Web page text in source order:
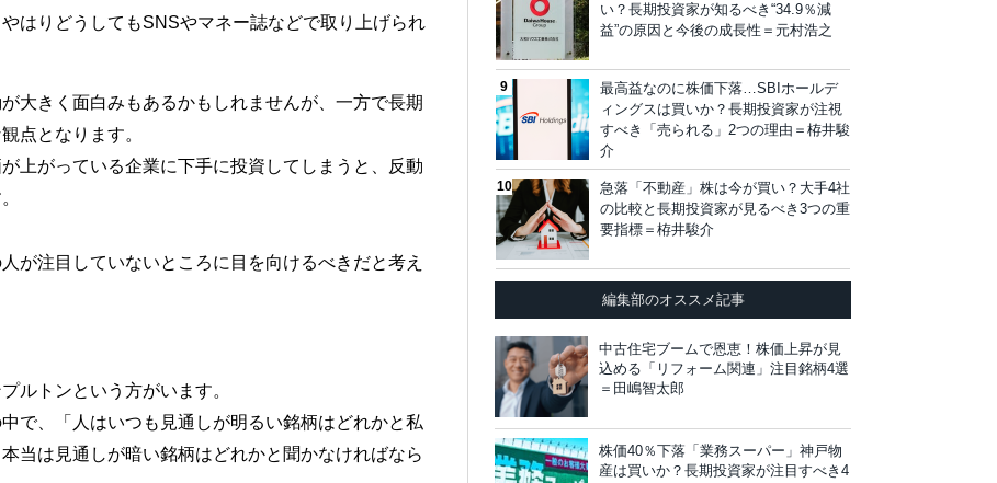
はりどうしてもSNSやマネー誌などで取り上げられ
大きく面白みもあるかもしれませんが、一方で長期
点となります。
上がっている企業に下手に投資してしまうと、反動
が注目していないところに目を向けるべきだと考え
ルトンという方がいます。
中で、「人はいつも見通しが明るい銘柄はどれかと私
当は見通しが暗い銘柄はどれかと聞かなければなら
い？長期投資家が知るべき“34.9％減
益”の原因と今後の成長性＝元村浩之
最高益なのに株価下落…SBIホールデ
ィングスは買いか？長期投資家が注視
すべき「売られる」2つの理由＝栫井駿
介
急落「不動産」株は今が買い？大手4社
の比較と長期投資家が見るべき3つの重
要指標＝栫井駿介
編集部のオススメ記事
中古住宅ブームで恩恵！株価上昇が見
込める「リフォーム関連」注目銘柄4選
＝田嶋智太郎
株価40％下落「業務スーパー」神戸物
産は買いか？長期投資家が注目すべき4